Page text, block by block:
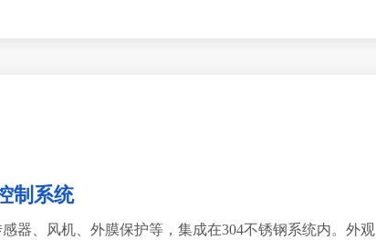
制系统
器、风机、外膜保护等，集成在304不锈钢系统内。外观